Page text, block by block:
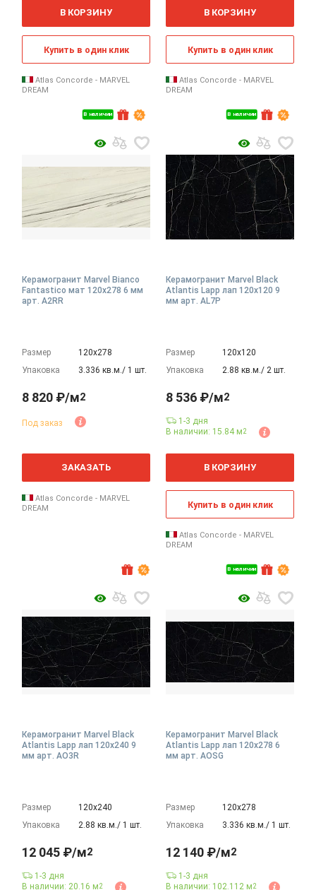
В наличии
м
В КОРЗИНУ
Купить в один клик
Atlas Concorde - MARVEL
DREAM
В наличии
м
В КОРЗИНУ
Купить в один клик
Atlas Concorde - MARVEL
DREAM
Керамогранит Marvel Bianco
Fantastico мат 120x278 6 мм
арт. A2RR
Размер
120х278
Упаковка
3.336 кв.м./ 1 шт.
8 820 ₽/м2
Под заказ
м
ЗАКАЗАТЬ
Atlas Concorde - MARVEL
DREAM
Керамогранит Marvel Black
Atlantis Lapp лап 120x120 9
мм арт. AL7P
Размер
120х120
Упаковка
2.88 кв.м./ 2 шт.
В наличии
8 536 ₽/м2
1-3 дня
В наличии: 15.84 м2
м
В КОРЗИНУ
Купить в один клик
Atlas Concorde - MARVEL
DREAM
Керамогранит Marvel Black
Atlantis Lapp лап 120x240 9
мм арт. AO3R
Размер
120х240
Упаковка
2.88 кв.м./ 1 шт.
12 045 ₽/м2
1-3 дня
В наличии: 20.16 м2
Керамогранит Marvel Black
Atlantis Lapp лап 120x278 6
мм арт. AOSG
Размер
120х278
Упаковка
3.336 кв.м./ 1 шт.
12 140 ₽/м2
1-3 дня
В наличии: 102.112 м2